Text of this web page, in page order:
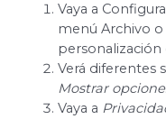
Vaya a
menú Archivo
personalización
Verá diferentes
Mostrar
Vaya a